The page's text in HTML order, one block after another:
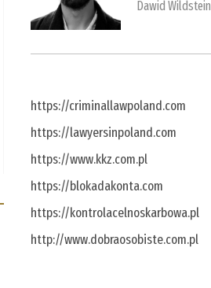
Dawid Wildstein
https://criminallawpoland.com
https://lawyersinpoland.com
https://www.kkz.com.pl
https://blokadakonta.com
https://kontrolacelnoskarbowa.pl
http://www.dobraosobiste.com.pl